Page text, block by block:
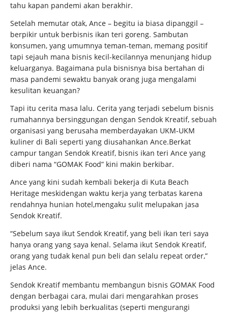
tahu kapan pandemi akan berakhir.
Setelah memutar otak, Ance – begitu ia biasa dipanggil –
berpikir untuk berbisnis ikan teri goreng. Sambutan
konsumen, yang umumnya teman-teman, memang positif
tapi sejauh mana bisnis kecil-kecilannya menunjang hidup
keluarganya. Bagaimana pula bisnisnya bisa bertahan di
masa pandemi sewaktu banyak orang juga mengalami
kesulitan keuangan?
Tapi itu cerita masa lalu. Cerita yang terjadi sebelum bisnis
rumahannya bersinggungan dengan Sendok Kreatif, sebuah
organisasi yang berusaha memberdayakan UKM-UKM
kuliner di Bali seperti yang diusahankan Ance.Berkat
campur tangan Sendok Kreatif, bisnis ikan teri Ance yang
diberi nama “GOMAK Food” kini makin berkibar.
Ance yang kini sudah kembali bekerja di Kuta Beach
Heritage meskidengan waktu kerja yang terbatas karena
rendahnya hunian hotel,mengaku sulit melupakan jasa
Sendok Kreatif.
“Sebelum saya ikut Sendok Kreatif, yang beli ikan teri saya
hanya orang yang saya kenal. Selama ikut Sendok Kreatif,
orang yang tudak kenal pun beli dan selalu repeat order,”
jelas Ance.
Sendok Kreatif membantu membangun bisnis GOMAK Food
dengan berbagai cara, mulai dari mengarahkan proses
produksi yang lebih berkualitas (seperti mengurangi